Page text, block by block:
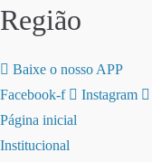
Região
Baixe o nosso APP
Facebook-f
Instagram
Página inicial
Institucional